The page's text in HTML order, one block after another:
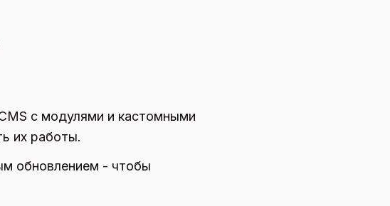
с модулями и кастомными
их работы.
обновлением - чтобы